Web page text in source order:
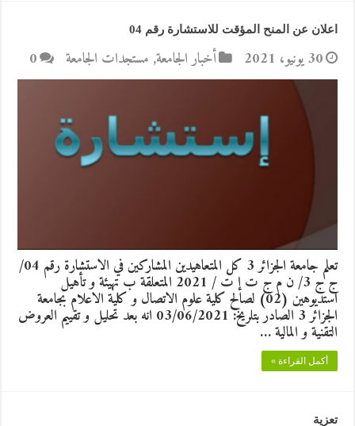
اعلان عن المنح المؤقت للاستشارة رقم 04
30 يونيو، 2021 أخبار الجامعة, مستجدات الجامعة 0
تعلم جامعة الجزائر 3 كل المتعاهيدين المشاركين في الاستشارة رقم 04/
ج ج 3/ ن م ج ت إ ت / 2021 المتعلقة ب تهيئة و تأهيل
استديوهين (02) لصالح كلية علوم الاتصال و كلية الاعلام بجامعة
الجزائر 3 الصادر بتلريخ: 03/06/2021 انه بعد تحليل و تقييم العروض
التقنية و المالية …
أكمل القراءة »
تعزية